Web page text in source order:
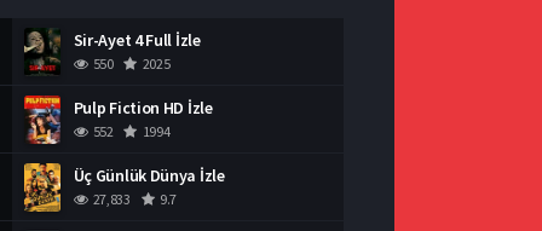
Sir-Ayet 4 Full İzle
550 2025
Pulp Fiction HD İzle
552 1994
Üç Günlük Dünya İzle
27,833 9.7